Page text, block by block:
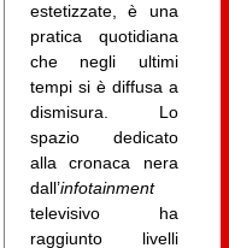
estetizzate, è una
pratica quotidiana
che negli ultimi
tempi si è diffusa a
dismisura. Lo
spazio dedicato
alla cronaca nera
dall’infotainment
televisivo ha
raggiunto livelli